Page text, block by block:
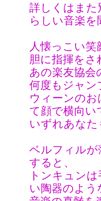
詳しくはまた
らしい音楽を
人懐っこい
胆に指揮をさ
あの楽友協会
何度もジャ
ウィーンの
て顔で横向い
いずれあな
ベルフィルが
すると、
トンキュン
い陶器のよう